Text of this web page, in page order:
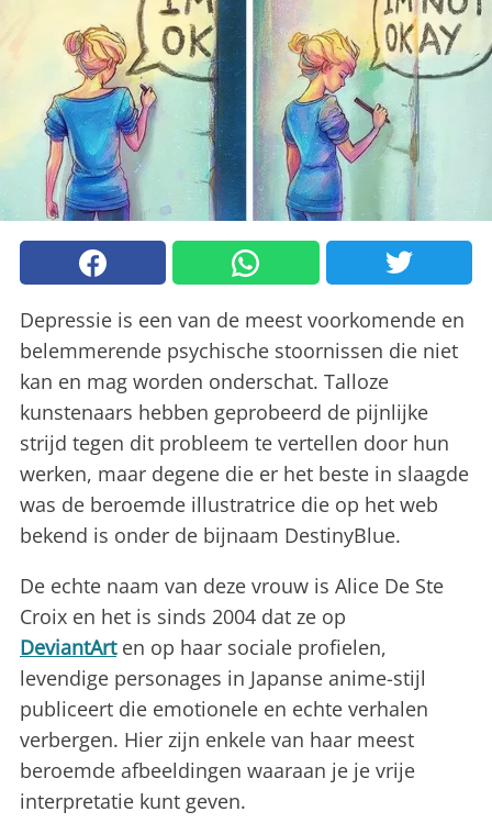
Depressie is een van de meest voorkomende en
belemmerende psychische stoornissen die niet
kan en mag worden onderschat. Talloze
kunstenaars hebben geprobeerd de pijnlijke
strijd tegen dit probleem te vertellen door hun
werken, maar degene die er het beste in slaagde
was de beroemde illustratrice die op het web
bekend is onder de bijnaam DestinyBlue.
De echte naam van deze vrouw is Alice De Ste
Croix en het is sinds 2004 dat ze op
DeviantArten op haar sociale profielen,
levendige personages in Japanse anime-stijl
publiceert die emotionele en echte verhalen
verbergen. Hier zijn enkele van haar meest
beroemde afbeeldingen waaraan je je vrije
interpretatie kunt geven.